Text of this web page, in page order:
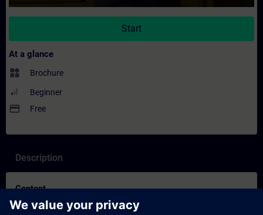
Start
At a glance
widgets Brochure
Beginner
payment Free
Description
Content
SITRAIN – Characteristics and differentiation of the learning